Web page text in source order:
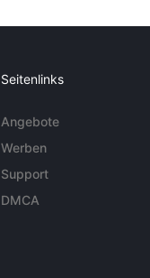
Seitenlinks
Angebote
Werben
Support
DMCA